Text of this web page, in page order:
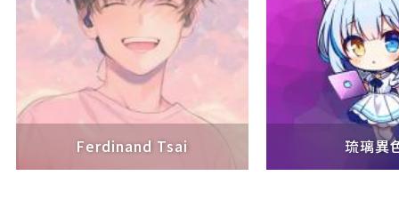
Ferdinand Tsai 琉璃異